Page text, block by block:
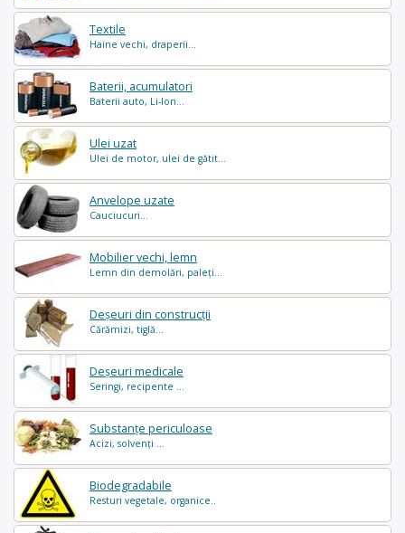
Textile
Haine vechi, draperii...
Baterii, acumulatori
Baterii auto, Li-Ion...
Ulei uzat
Ulei de motor, ulei de gătit...
Anvelope uzate
Cauciucuri...
Mobilier vechi, lemn
Lemn din demolări, paleți...
Deșeuri din construcții
Cărămizi, tiglă...
Deșeuri medicale
Seringi, recipente ...
Substanțe periculoase
Acizi, solvenți ...
Biodegradabile
Resturi vegetale, organice..